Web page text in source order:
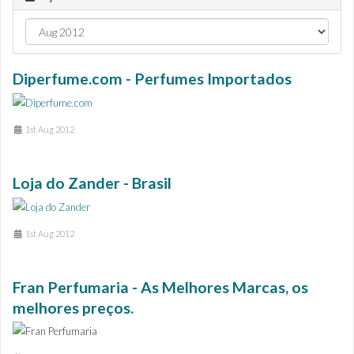
Diperfume.com - Perfumes Importados
1st Aug 2012
Loja do Zander - Brasil
1st Aug 2012
Fran Perfumaria - As Melhores Marcas, os
melhores preços.